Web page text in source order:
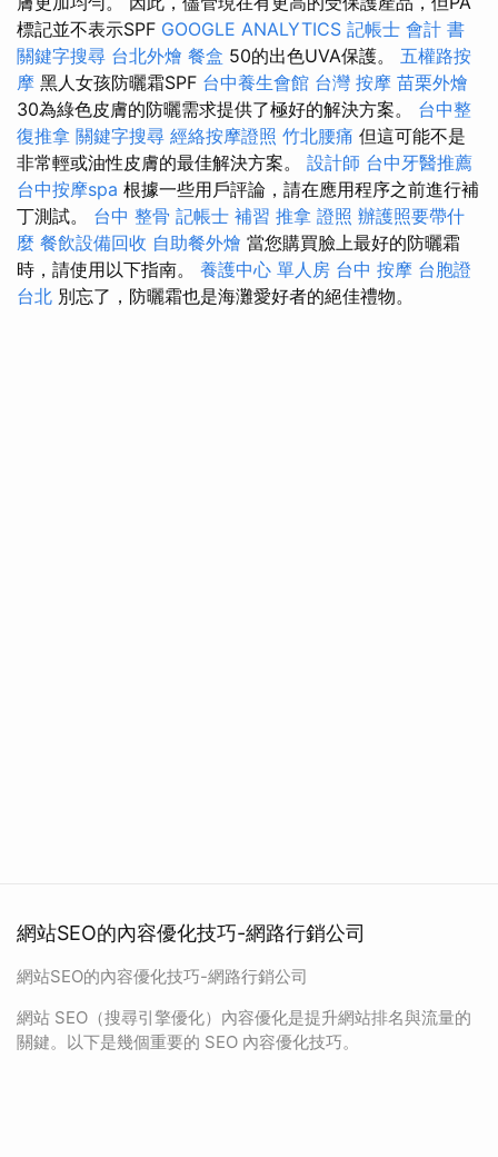
標記並不表示SPF GOOGLE ANALYTICS 記帳士 會計 書
關鍵字搜尋 台北外燴 餐盒 50的出色UVA保護。 五權路按
摩 黑人女孩防曬霜SPF 台中養生會館 台灣 按摩 苗栗外燴
30為綠色皮膚的防曬需求提供了極好的解決方案。 台中整
復推拿 關鍵字搜尋 經絡按摩證照 竹北腰痛 但這可能不是
非常輕或油性皮膚的最佳解決方案。 設計師 台中牙醫推薦
台中按摩spa 根據一些用戶評論，請在應用程序之前進行補
丁測試。 台中 整骨 記帳士 補習 推拿 證照 辦護照要帶什
麼 餐飲設備回收 自助餐外燴 當您購買臉上最好的防曬霜
時，請使用以下指南。 養護中心 單人房 台中 按摩 台胞證
台北 別忘了，防曬霜也是海灘愛好者的絕佳禮物。
網站SEO的內容優化技巧-網路行銷公司
網站SEO的內容優化技巧-網路行銷公司
網站 SEO（搜尋引擎優化）內容優化是提升網站排名與流量的
關鍵。以下是幾個重要的 SEO 內容優化技巧。